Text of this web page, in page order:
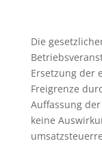
Die
Ersetzung der
Freigrenze
Auffassung
keine